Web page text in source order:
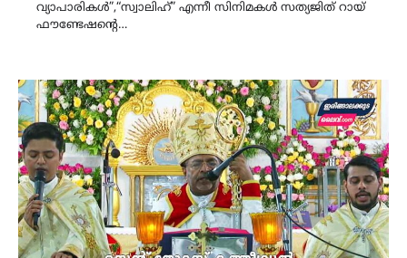
വ്യാപാരികൾ”,“സ്വാലിഹ്” എന്നീ സിനിമകൾ സത്യജിത് റായ്
ഫൗണ്ടേഷന്റെ…